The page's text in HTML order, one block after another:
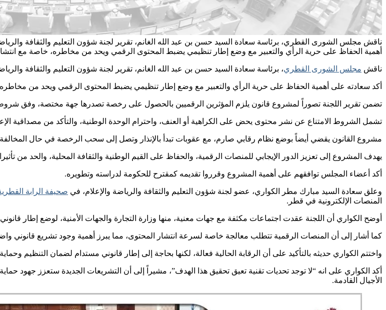
ناقش مجلس الشورى القطري، برئاسة سعادة السيد حسن بن عبد الله الغانم، تقرير لجنة شؤون التعليم والثقافة
أهمية الحفاظ على حرية الرأي والتعبير مع وضع إطار تنظيمي يضبط المحتوى الرقمي ويحد من مخاطره، خاصة مع
ناقش مجلس الشورى القطري، برئاسة سعادة السيد حسن بن عبد الله الغانم، تقرير لجنة شؤون التعليم والثقافة
أكد سعادته على أهمية الحفاظ على حرية الرأي والتعبير مع وضع إطار تنظيمي يضبط المحتوى الرقمي ويحد من
تضمن تقرير اللجنة تصوراً لمشروع قانون يلزم المؤثرين الرقميين بالحصول على رخصة تصدرها جهة مختصة، وفق شروط
تشمل الشروط الامتناع عن نشر محتوى يحض على الكراهية أو العنف، واحترام الوحدة الوطنية، والتأكد من مصداقية
مشروع القانون يقضي أيضاً بوضع نظام رقابي صارم، مع عقوبات تبدأ بالإنذار وتصل إلى سحب الرخصة في حال
يهدف المشروع إلى تعزيز الدور الإيجابي للمنصات الرقمية، والحفاظ على القيم الوطنية والثقافة المحلية، والحد من
أكد أعضاء المجلس توافقهم على أهمية المشروع وقرروا تقديمه كمقترح للحكومة لدراسته وتطويره.
وعلق سعادة السيد مبارك مطر الكواري، عضو لجنة شؤون التعليم والثقافة والرياضة والإعلام، في صحيفة الرابة
المنصات الإلكترونية في قطر.
أوضح الكواري أن اللجنة عقدت اجتماعات مكثفة مع جهات معنية، منها وزارة التجارة والجهات الأمنية، لوضع إطار
كما أشار إلى أن المنصات الرقمية تتطلب معالجة خاصة لسرعة انتشار المحتوى، مما يبرز أهمية وجود تشريع قانوني
واختتم الكواري حديثه بالتأكيد على أن الرقابة الحالية فعالة، لكنها بحاجة إلى إطار قانوني مستدام لضمان التنظيم
أكد الكواري على انه “لا توجد تحديات تقنية تعيق تحقيق هذا الهدف”، مشيراً إلى أن التشريعات الجديدة ستعزز جهود
الأجيال القادمة.